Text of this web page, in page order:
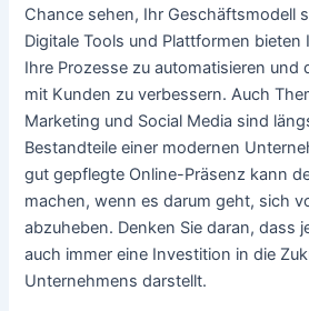
Chance sehen, Ihr Geschäftsmodell
Digitale Tools und Plattformen
Ihre Prozesse zu automatisieren und
mit Kunden zu verbessern. Auch
Marketing und Social Media sind
Bestandteile einer modernen
gut gepflegte Online-Präsenz kann
machen, wenn es darum geht, sich
abzuheben. Denken Sie daran, dass
auch immer eine Investition in die
Unternehmens darstellt.